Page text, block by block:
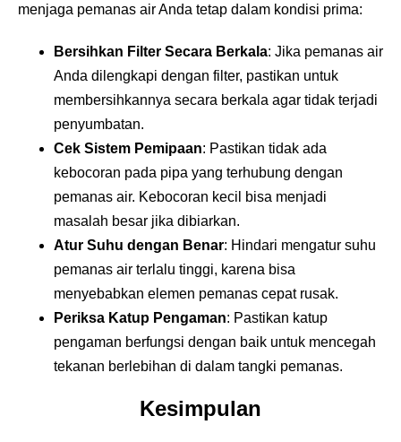
menjaga pemanas air Anda tetap dalam kondisi prima:
Bersihkan Filter Secara Berkala: Jika pemanas air
Anda dilengkapi dengan filter, pastikan untuk
membersihkannya secara berkala agar tidak terjadi
penyumbatan.
Cek Sistem Pemipaan: Pastikan tidak ada
kebocoran pada pipa yang terhubung dengan
pemanas air. Kebocoran kecil bisa menjadi
masalah besar jika dibiarkan.
Atur Suhu dengan Benar: Hindari mengatur suhu
pemanas air terlalu tinggi, karena bisa
menyebabkan elemen pemanas cepat rusak.
Periksa Katup Pengaman: Pastikan katup
pengaman berfungsi dengan baik untuk mencegah
tekanan berlebihan di dalam tangki pemanas.
Kesimpulan